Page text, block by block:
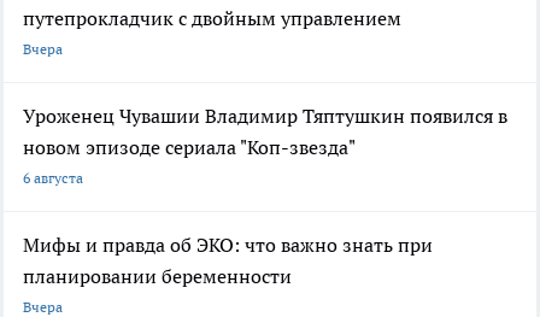
путепрокладчик с двойным управлением
Вчера
Уроженец Чувашии Владимир Тяптушкин появился в
новом эпизоде сериала "Коп-звезда"
6 августа
Мифы и правда об ЭКО: что важно знать при
планировании беременности
Вчера